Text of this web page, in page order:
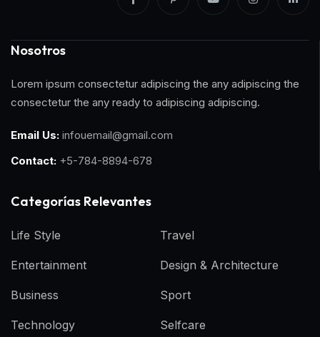
Nosotros
Lorem ipsum consectetur adipiscing the any adipiscing the
consectetur the any ready to adipiscing adipiscing.
Email Us: infouemail@gmail.com
Contact: +5-784-8894-678
Categorías Relevantes
Life Style
Entertainment
Business
Technology
Travel
Design & Architecture
Sport
Selfcare